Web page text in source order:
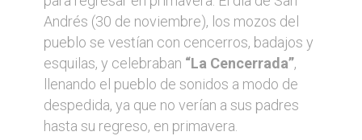
Andrés (30 de noviembre), los mozos del
pueblo se vestían con cencerros, badajos y
esquilas, y celebraban “La Cencerrada”,
llenando el pueblo de sonidos a modo de
despedida, ya que no verían a sus padres
hasta su regreso, en primavera.